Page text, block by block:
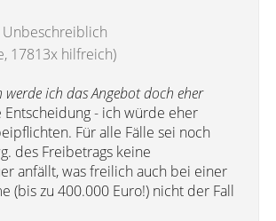
Unbeschreiblich
17813x hilfreich)
ich das Angebot doch eher
Entscheidung - ich würde eher
Für alle Fälle sei noch
des Freibetrags keine
anfällt, was freilich auch bei einer
(bis zu 400.000 Euro!) nicht der Fall